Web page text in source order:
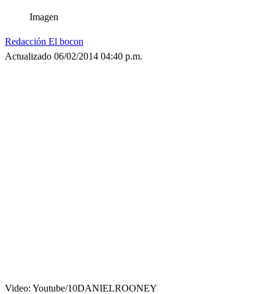
Imagen
Redacción El bocon
Actualizado 06/02/2014 04:40 p.m.
Video: Youtube/10DANIELROONEY